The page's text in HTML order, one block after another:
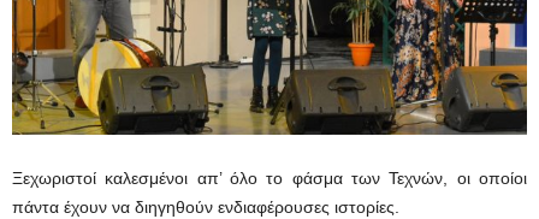
Ξεχωριστοί καλεσμένοι απ’ όλο το φάσμα των Τεχνών, οι οποίοι
πάντα έχουν να διηγηθούν ενδιαφέρουσες ιστορίες.